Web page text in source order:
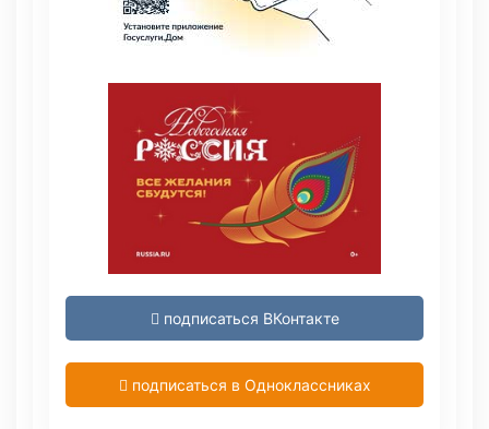
подписаться ВКонтакте
подписаться в Одноклассниках